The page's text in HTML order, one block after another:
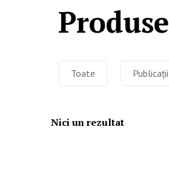
Produse
Toate Publicații
Nici un rezultat